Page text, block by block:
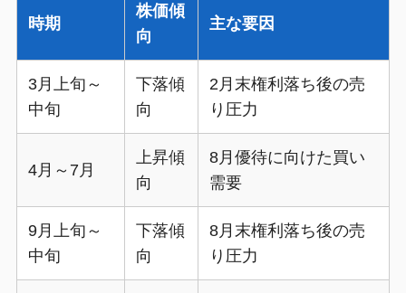
時期
株価傾
向
主な要因
3月上旬～
中旬
下落傾
向
2月末権利落ち後の売
り圧力
4月～7月
上昇傾
向
8月優待に向けた買い
需要
9月上旬～
中旬
下落傾
向
8月末権利落ち後の売
り圧力